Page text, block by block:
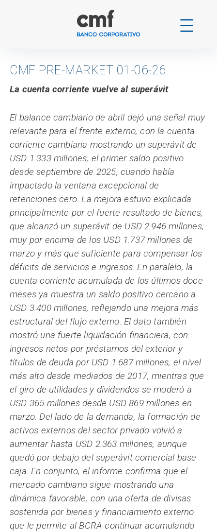
CMF PRE-MARKET 01-06-26
La cuenta corriente vuelve al superávit
El balance cambiario de abril dejó una señal muy
relevante para el frente externo, con la cuenta
corriente cambiaria mostrando un superávit de
USD 1.333 millones, el primer saldo positivo
desde septiembre de 2025, cuando había
impactado la ventana excepcional de
retenciones cero. La mejora estuvo explicada
principalmente por el fuerte resultado de bienes,
que alcanzó un superávit de USD 2.946 millones,
muy por encima de los USD 1.737 millones de
marzo y más que suficiente para compensar los
déficits de servicios e ingresos. En paralelo, la
cuenta corriente acumulada de los últimos doce
meses ya muestra un saldo positivo cercano a
USD 3.400 millones, reflejando una mejora más
estructural del flujo externo. El dato también
mostró una fuerte liquidación financiera, con
ingresos netos por préstamos del exterior y
títulos de deuda por USD 1.687 millones, el nivel
más alto desde mediados de 2017, mientras que
el giro de utilidades y dividendos se moderó a
USD 365 millones desde USD 869 millones en
marzo. Del lado de la demanda, la formación de
activos externos del sector privado volvió a
aumentar hasta USD 2.363 millones, aunque
quedó por debajo del superávit comercial base
caja. En conjunto, el informe confirma que el
mercado cambiario sigue mostrando una
dinámica favorable, con una oferta de divisas
sostenida por bienes y financiamiento externo
que le permite al BCRA continuar acumulando